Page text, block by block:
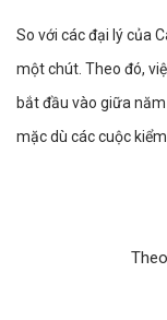
So với các đại lý của
một chút. Theo đó,
bắt đầu vào giữa
mặc dù các cuộc